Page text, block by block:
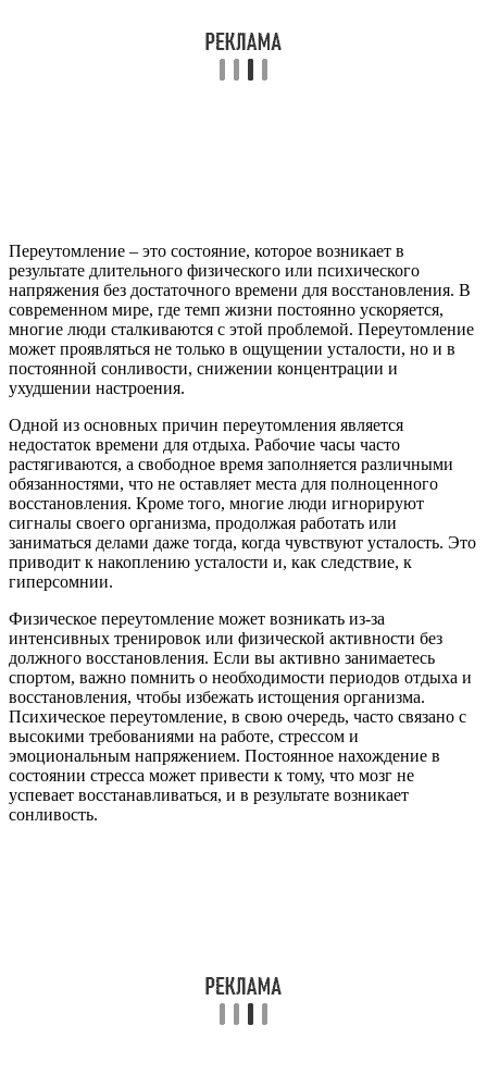
Переутомление – это состояние, которое возникает в
результате длительного физического или психического
напряжения без достаточного времени для восстановления. В
современном мире, где темп жизни постоянно ускоряется,
многие люди сталкиваются с этой проблемой. Переутомление
может проявляться не только в ощущении усталости, но и в
постоянной сонливости, снижении концентрации и
ухудшении настроения.
Одной из основных причин переутомления является
недостаток времени для отдыха. Рабочие часы часто
растягиваются, а свободное время заполняется различными
обязанностями, что не оставляет места для полноценного
восстановления. Кроме того, многие люди игнорируют
сигналы своего организма, продолжая работать или
заниматься делами даже тогда, когда чувствуют усталость. Это
приводит к накоплению усталости и, как следствие, к
гиперсомнии.
Физическое переутомление может возникать из-за
интенсивных тренировок или физической активности без
должного восстановления. Если вы активно занимаетесь
спортом, важно помнить о необходимости периодов отдыха и
восстановления, чтобы избежать истощения организма.
Психическое переутомление, в свою очередь, часто связано с
высокими требованиями на работе, стрессом и
эмоциональным напряжением. Постоянное нахождение в
состоянии стресса может привести к тому, что мозг не
успевает восстанавливаться, и в результате возникает
сонливость.